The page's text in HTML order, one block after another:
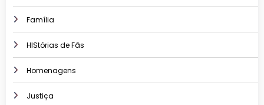
Família
HIStórias de Fãs
Homenagens
Justiça